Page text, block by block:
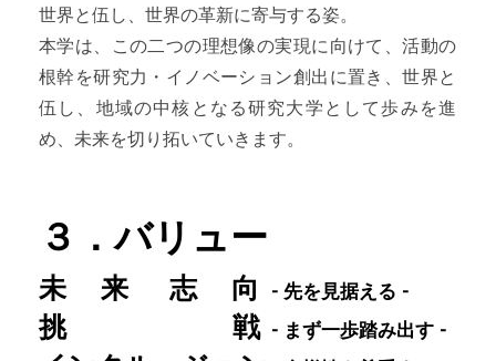
世界と伍し、世界の革新に寄与する姿。
本学は、この二つの理想像の実現に向けて、活動の
根幹を研究力・イノベーション創出に置き、世界と
伍し、地域の中核となる研究大学として歩みを進
め、未来を切り拓いていきます。
３．バリュー
未 来 志 向 - 先を見据える -
挑 戦 - まず一歩踏み出す -